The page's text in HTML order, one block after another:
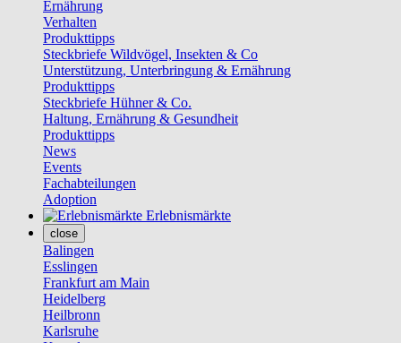
Ernährung
Verhalten
Produkttipps
Steckbriefe Wildvögel, Insekten & Co
Unterstützung, Unterbringung & Ernährung
Produkttipps
Steckbriefe Hühner & Co.
Haltung, Ernährung & Gesundheit
Produkttipps
News
Events
Fachabteilungen
Adoption
Erlebnismärkte
close
Balingen
Esslingen
Frankfurt am Main
Heidelberg
Heilbronn
Karlsruhe